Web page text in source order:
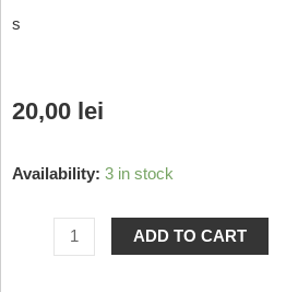
s
20,00 lei
Availability: 3 in stock
ADD TO CART